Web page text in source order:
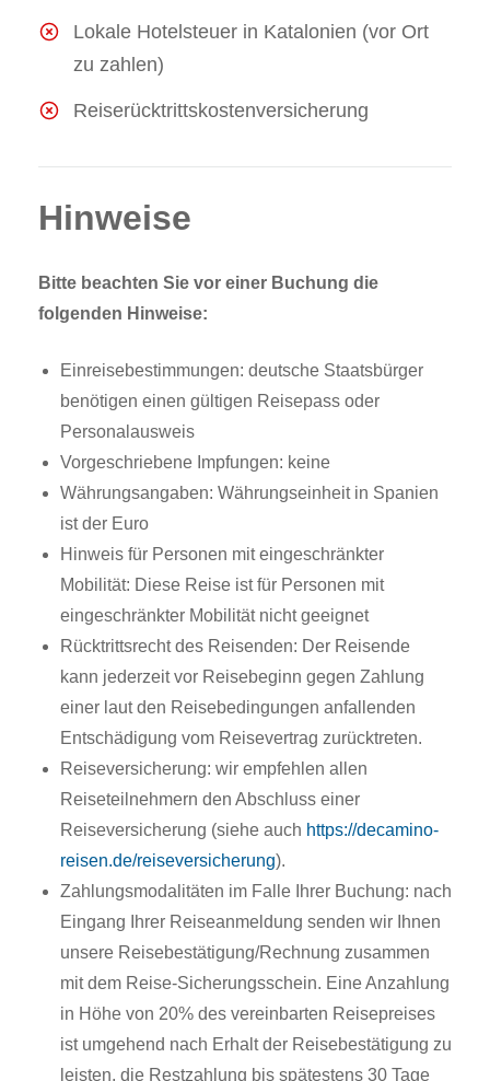
Lokale Hotelsteuer in Katalonien (vor Ort
zu zahlen)
Reiserücktrittskostenversicherung
Hinweise
Bitte beachten Sie vor einer Buchung die
folgenden Hinweise:
Einreisebestimmungen: deutsche Staatsbürger
benötigen einen gültigen Reisepass oder
Personalausweis
Vorgeschriebene Impfungen: keine
Währungsangaben: Währungseinheit in Spanien
ist der Euro
Hinweis für Personen mit eingeschränkter
Mobilität: Diese Reise ist für Personen mit
eingeschränkter Mobilität nicht geeignet
Rücktrittsrecht des Reisenden: Der Reisende
kann jederzeit vor Reisebeginn gegen Zahlung
einer laut den Reisebedingungen anfallenden
Entschädigung vom Reisevertrag zurücktreten.
Reiseversicherung: wir empfehlen allen
Reiseteilnehmern den Abschluss einer
Reiseversicherung (siehe auch https://decamino-
reisen.de/reiseversicherung).
Zahlungsmodalitäten im Falle Ihrer Buchung: nach
Eingang Ihrer Reiseanmeldung senden wir Ihnen
unsere Reisebestätigung/Rechnung zusammen
mit dem Reise-Sicherungsschein. Eine Anzahlung
in Höhe von 20% des vereinbarten Reisepreises
ist umgehend nach Erhalt der Reisebestätigung zu
leisten, die Restzahlung bis spätestens 30 Tage